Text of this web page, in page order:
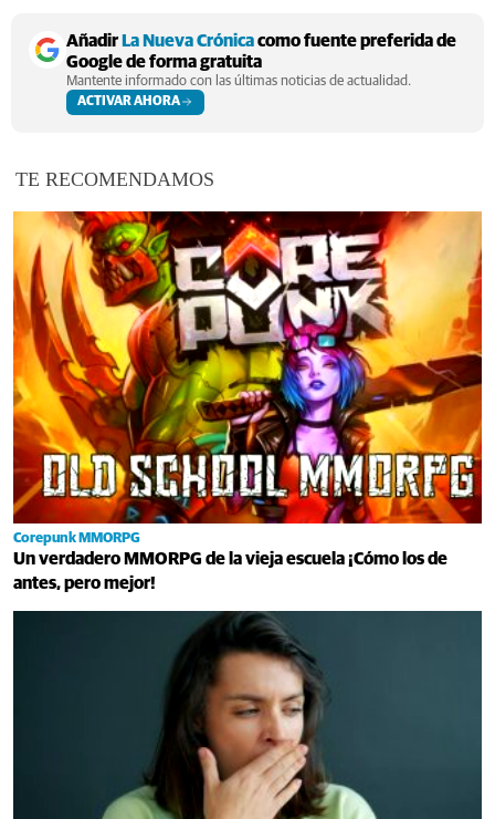
AñadirLa Nueva Crónicacomo fuente preferida de
Google de forma gratuita
Mantente informado con las últimas noticias de actualidad.
ACTIVAR AHORA
TE RECOMENDAMOS
Corepunk MMORPG
Un verdadero MMORPG de la vieja escuela ¡Cómo los de
antes, pero mejor!